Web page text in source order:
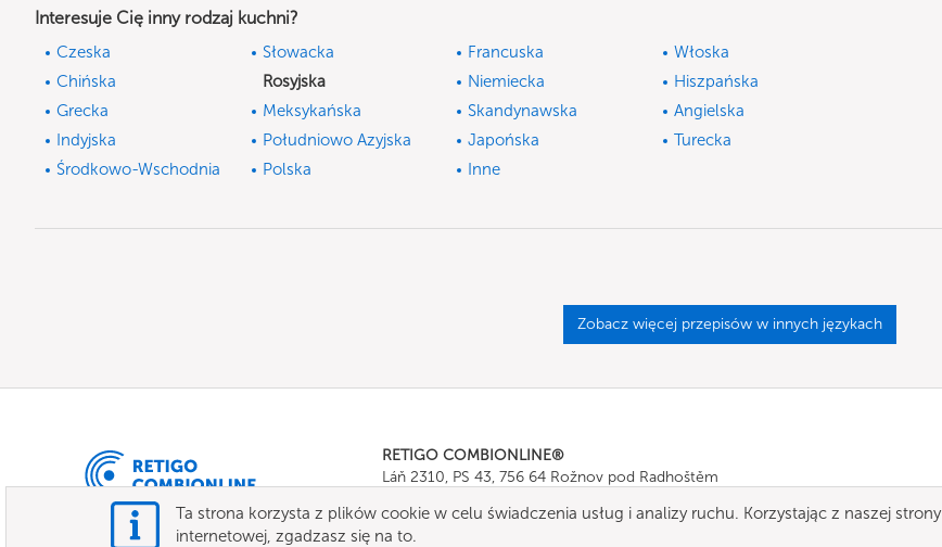
Interesuje Cię inny rodzaj kuchni?
Czeska Słowacka Francuska
Włoska
Chińska
Rosyjska Niemiecka
Hiszpańska
Grecka
Meksykańska Skandynawska
Angielska
Indyjska
Południowo Azyjska Japońska
Turecka
Środkowo-Wschodnia
Polska Inne
Zobacz więcej przepisów w innych językach
RETIGO COMBIONLINE®
Láň 2310, PS 43, 756 64 Rožnov pod Radhoštěm
E-mail: info@combionline.com
Ta strona korzysta z plików cookie w celu świadczenia usług i analizy ruchu. Korzystając z naszej strony
internetowej, zgadzasz się na to.